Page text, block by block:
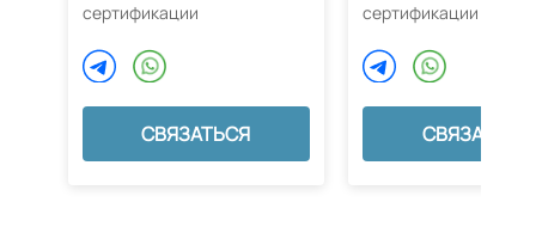
сертификации
СВЯЗАТЬСЯ
сертификации
СВЯЗАТЬСЯ